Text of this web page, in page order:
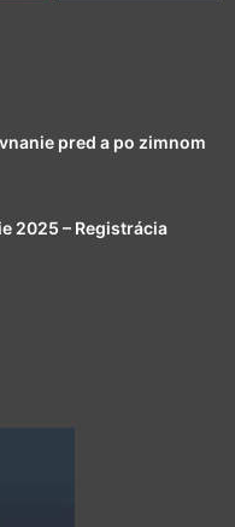
pred a po zimnom
2025 – Registrácia